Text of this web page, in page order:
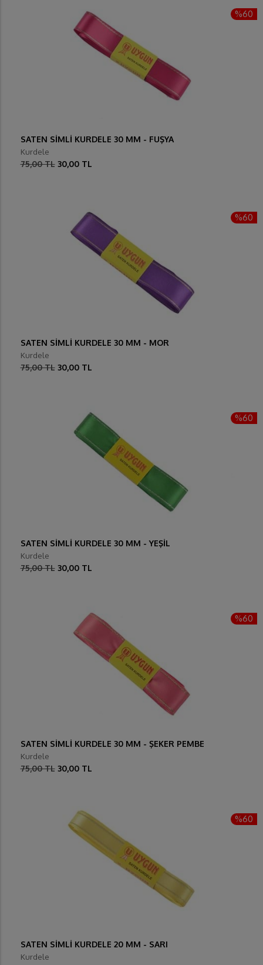
%60
SATEN SİMLİ KURDELE 30 MM - FUŞYA
Kurdele
75,00 TL 30,00 TL
%60
SATEN SİMLİ KURDELE 30 MM - MOR
Kurdele
75,00 TL 30,00 TL
%60
SATEN SİMLİ KURDELE 30 MM - YEŞİL
Kurdele
75,00 TL 30,00 TL
%60
SATEN SİMLİ KURDELE 30 MM - ŞEKER PEMBE
Kurdele
75,00 TL 30,00 TL
%60
SATEN SİMLİ KURDELE 20 MM - SARI
Kurdele